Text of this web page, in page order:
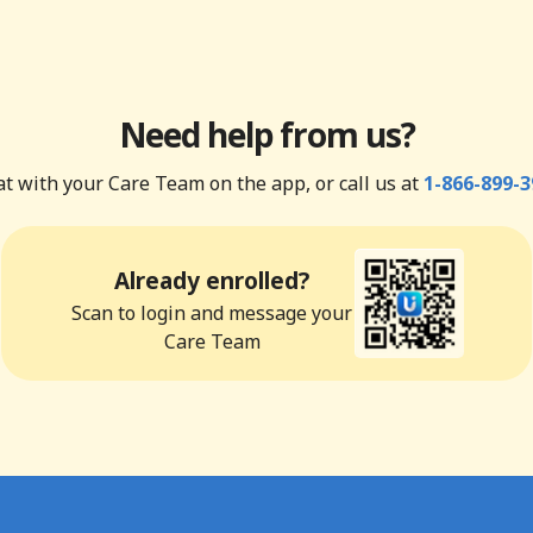
Need help from us?
with your Care Team on the app, or call us at 1-866-899-
Already enrolled?
Scan to login and message your
Care Team